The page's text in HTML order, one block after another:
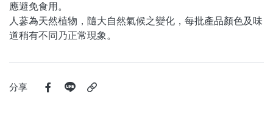
應避免食用。
人蔘為天然植物，隨大自然氣候之變化，每批產品顏色及味
道稍有不同乃正常現象。
分享